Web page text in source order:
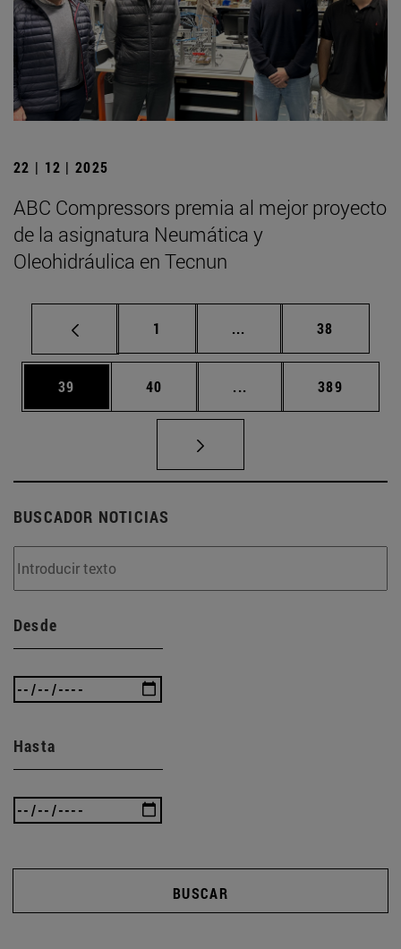
22 | 12 | 2025
ABC Compressors premia al mejor proyecto
de la asignatura Neumática y
Oleohidráulica en Tecnun
Página
1 ... Páginas intermedias
Página
38
Página
39 Página
40 ... Páginas intermedias
Página
389
BUSCADOR NOTICIAS
Desde
Hasta
BUSCAR